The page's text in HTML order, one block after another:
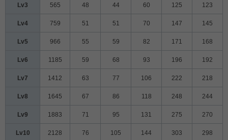
Lv3 565 48 44 60 125 123
Lv4 759 51 51 70 147 145
Lv5 966 55 59 82 171 168
Lv6 1185 59 68 93 196 192
Lv7 1412 63 77 106 222 218
Lv8 1645 67 86 118 248 244
Lv9 1883 71 95 131 275 270
Lv10 2128 76 105 144 303 298